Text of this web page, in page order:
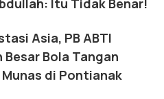
Asia, PB ABTI
Bola Tangan
di Pontianak